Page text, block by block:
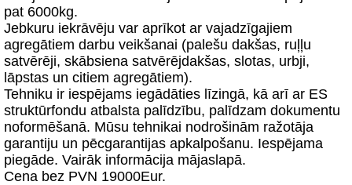
pat 6000kg.
Jebkuru iekrāvēju var aprīkot ar vajadzīgajiem
agregātiem darbu veikšanai (palešu dakšas, ruļļu
satvērēji, skābsiena satvērējdakšas, slotas, urbji,
lāpstas un citiem agregātiem).
Tehniku ir iespējams iegādāties līzingā, kā arī ar ES
struktūrfondu atbalsta palīdzību, palīdzam dokumentu
noformēšanā. Mūsu tehnikai nodrošinām ražotāja
garantiju un pēcgarantijas apkalpošanu. Iespējama
piegāde. Vairāk informācija mājaslapā.
Cena bez PVN 19000Eur.